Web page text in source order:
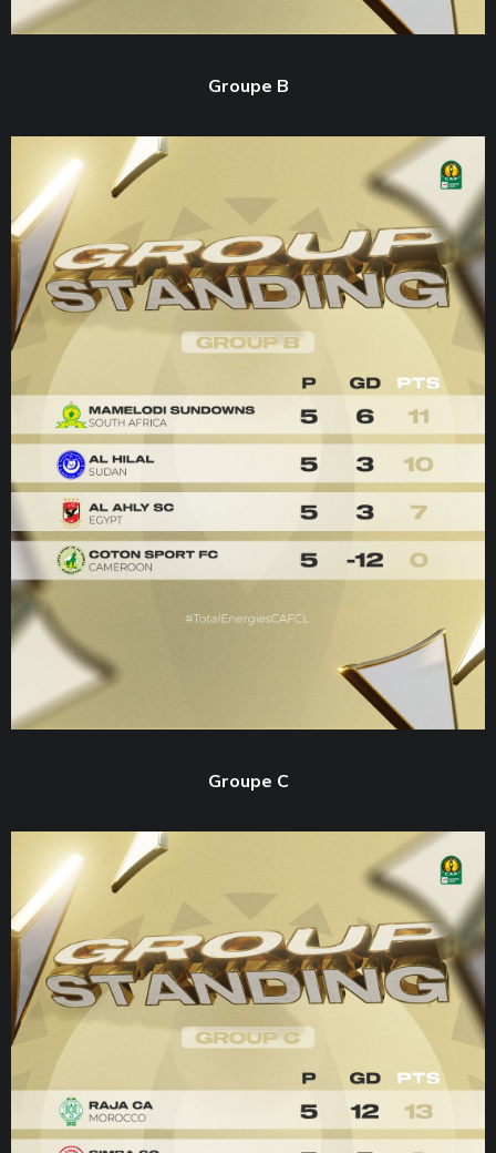
Groupe B
Groupe C